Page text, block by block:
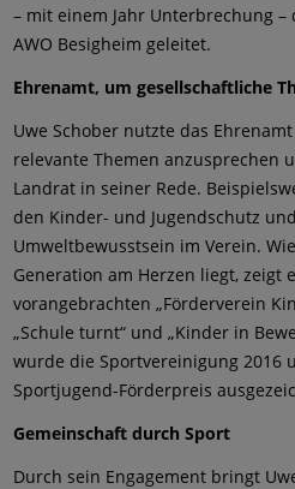
– mit einem Jahr Unterbrechung
AWO Besigheim geleitet.
Ehrenamt, um gesellschaftliche
Uwe Schober nutzte das
relevante Themen anzusprechen
Landrat in seiner Rede.
den Kinder- und Jugendschutz
Umweltbewusstsein im Verein.
Generation am Herzen liegt, zeigt
vorangebrachten „Förderverein
„Schule turnt“ und „Kinder in
wurde die Sportvereinigung 2016
Sportjugend-Förderpreis
Gemeinschaft durch Sport
Durch sein Engagement bringt